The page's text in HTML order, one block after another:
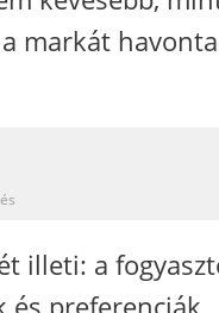
markát
illeti: a
és preferenciák